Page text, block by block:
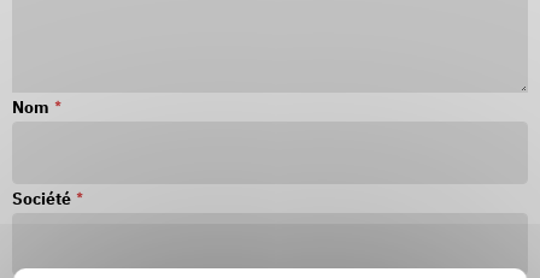
Nom *
Société *